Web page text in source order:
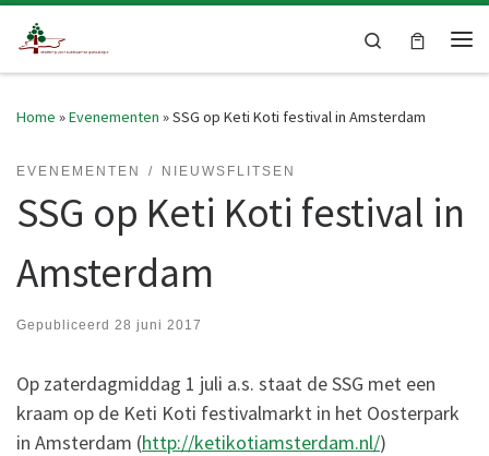
Skip to content
Search
Home »Evenementen »SSG op Keti Koti festival in Amsterdam
EVENEMENTEN NIEUWSFLITSEN
SSG op Keti Koti festival in
Amsterdam
Gepubliceerd 28 juni 2017
Op zaterdagmiddag 1 juli a.s. staat de SSG met een
kraam op de Keti Koti festivalmarkt in het Oosterpark
in Amsterdam (http://ketikotiamsterdam.nl/)